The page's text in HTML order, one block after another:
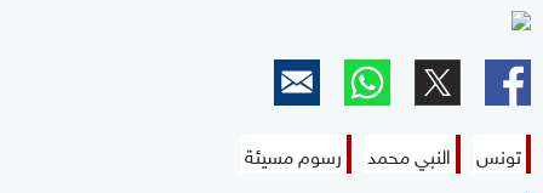
تونس النبي محمد رسوم مسيئة